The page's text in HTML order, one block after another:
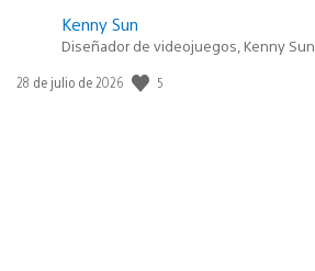
Kenny Sun
Diseñador de videojuegos, Kenny
Fecha
28 de julio de 2026 5